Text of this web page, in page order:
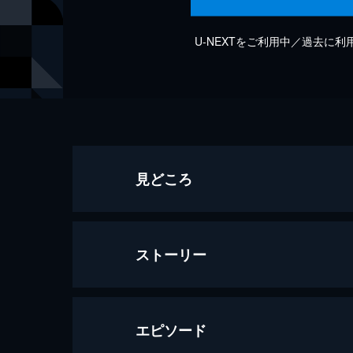
U-NEXTをご利用中／過去に利
見どころ
ストーリー
エピソード